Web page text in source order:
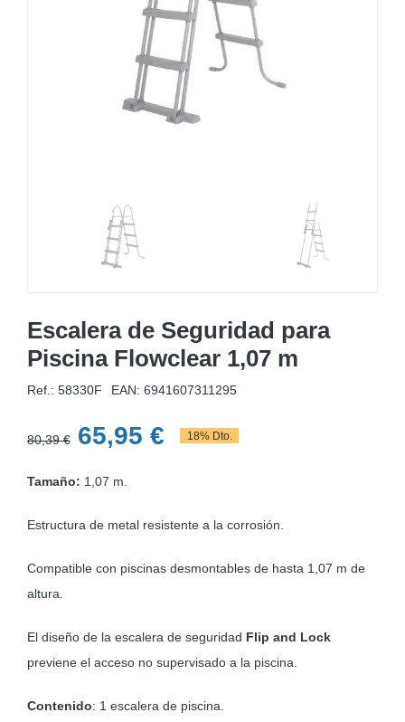
MOBILIARIO HINCHABLE
ACCESORIOS DE PISCINAS
Escalera de Seguridad para
Piscina Flowclear 1,07 m
Ref.: 58330F EAN: 6941607311295
80,39€ El
original
era:
65,95 €El
es:
18% Dto.
Tamaño: 1,07 m.
Estructura de metal resistente a la corrosión.
Compatible con piscinas desmontables de hasta 1,07 m de
altura.
El diseño de la escalera de seguridad Flip and Lock
previene el acceso no supervisado a la piscina.
Contenido: 1 escalera de piscina.